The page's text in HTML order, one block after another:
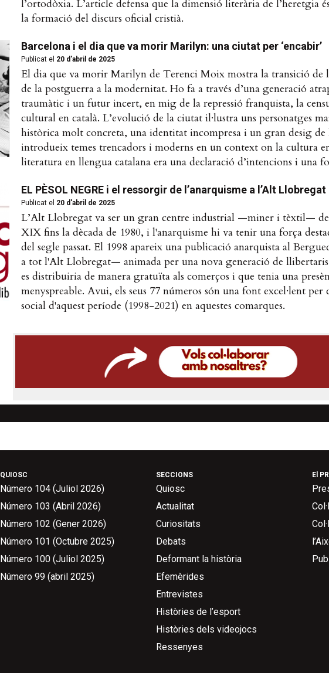
l’ortodòxia. L’article defensa que la dimensió literària de l’heretgia
la formació del discurs oficial cristià.
Barcelona i el dia que va morir Marilyn: una ciutat per ‘encabir’
Publicat el 20 d'abril de 2025
El dia que va morir Marilyn de Terenci Moix mostra la transició de
de la postguerra a la modernitat. Ho fa a través d’una generació
traumàtic i un futur incert, en mig de la repressió franquista, la
cultural en català. L’evolució de la ciutat il·lustra uns personatges
històrica molt concreta, una identitat incompresa i un gran desig
introdueix temes trencadors i moderns en un context on la cultura
literatura en llengua catalana era una declaració d’intencions i una
EL PÈSOL NEGRE i el ressorgir de l’anarquisme a l’Alt Llobregat
Publicat el 20 d'abril de 2025
L’Alt Llobregat va ser un gran centre industrial —miner i tèxtil—
XIX fins la dècada de 1980, i l'anarquisme hi va tenir una força
del segle passat. El 1998 apareix una publicació anarquista al
a tot l'Alt Llobregat— animada per una nova generació de
es distribuiria de manera gratuïta als comerços i que tenia una
menyspreable. Avui, els seus 77 números són una font excel·lent
social d'aquest període (1998-2021) en aquestes comarques.
QUIOSC
Número 104 (Juliol 2026)
Número 103 (Abril 2026)
Número 102 (Gener 2026)
Número 101 (Octubre 2025)
Número 100 (Juliol 2025)
Número 99 (abril 2025)
SECCIONS
Quiosc
Actualitat
Curiositats
Debats
Deformant la història
Efemèrides
Entrevistes
Històries de l’esport
Històries dels videojocs
Ressenyes
El